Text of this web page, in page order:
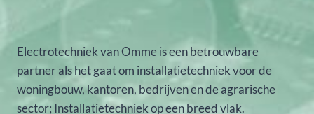
Electrotechniek van Omme is een betrouwbare
partner als het gaat om installatietechniek voor de
woningbouw, kantoren, bedrijven en de agrarische
sector; Installatietechniek op een breed vlak.